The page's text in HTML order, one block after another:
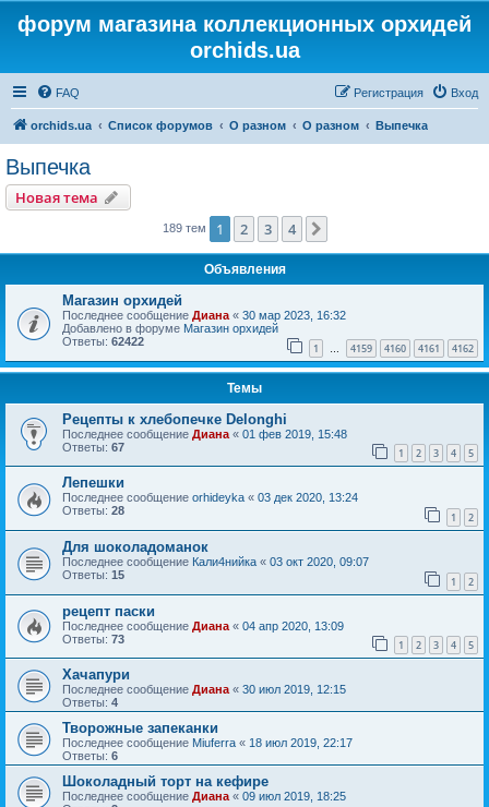
форум магазина коллекционных орхидей
orchids.ua
FAQ Вход
Регистрация
orchids.ua Список форумов О разном О разном Выпечка
Выпечка
Новая тема
189 тем 1 2 3 4
Объявления
Магазин орхидей
Последнее сообщение Диана « 30 мар 2023, 16:32
Добавлено в форуме Магазин орхидей
Ответы: 62422 1 … 4159 4160 4161 4162
Темы
Рецепты к хлебопечке Delonghi
Последнее сообщение Диана « 01 фев 2019, 15:48
Ответы: 67 1 2 3 4 5
Лепешки
Последнее сообщение orhideyka « 03 дек 2020, 13:24
Ответы: 28 1 2
Для шоколадоманок
Последнее сообщение Кали4нийка « 03 окт 2020, 09:07
Ответы: 15 1 2
рецепт паски
Последнее сообщение Диана « 04 апр 2020, 13:09
Ответы: 73 1 2 3 4 5
Хачапури
Последнее сообщение Диана « 30 июл 2019, 12:15
Ответы: 4
Творожные запеканки
Последнее сообщение Miuferra « 18 июл 2019, 22:17
Ответы: 6
Шоколадный торт на кефире
Последнее сообщение Диана « 09 июл 2019, 18:25